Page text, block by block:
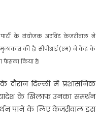
के संयोजक अरविंद केजरीवाल ने
की है। सीपीआई (एम) ने केंद्र के
फैसला किया है।
दिल्ली में प्रशासनिक
के खिलाफ उनका समर्थन
पाने के लिए केजरीवाल इस